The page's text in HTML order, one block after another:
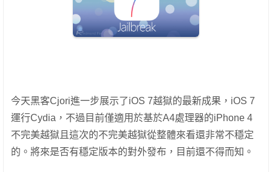
今天黑客Cjori進一步展示了iOS 7越獄的最新成果，iOS 7
運行Cydia，不過目前僅適用於基於A4處理器的iPhone 4
不完美越獄且這次的不完美越獄從整體來看還非常不穩定
的。將來是否有穩定版本的對外發布，目前還不得而知。